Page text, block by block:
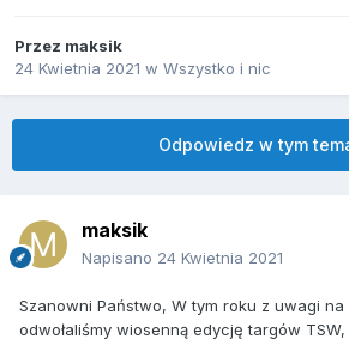
Przez maksik
24 Kwietnia 2021 w Wszystko i nic
Odpowiedz w tym
maksik
Napisano 24 Kwietnia 2021
Szanowni Państwo, W tym roku z uwagi
odwołaliśmy wiosenną edycję targów